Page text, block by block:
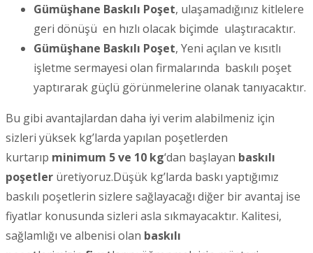
Gümüşhane Baskılı Poşet, ulaşamadığınız kitlelere
geri dönüşü en hızlı olacak biçimde ulaştıracaktır.
Gümüşhane Baskılı Poşet, Yeni açılan ve kısıtlı
işletme sermayesi olan firmalarında baskılı poşet
yaptırarak güçlü görünmelerine olanak tanıyacaktır.
Bu gibi avantajlardan daha iyi verim alabilmeniz için
sizleri yüksek kg’larda yapılan poşetlerden
kurtarıp minimum 5 ve 10 kg‘dan başlayan baskılı
poşetler üretiyoruz.Düşük kg’larda baskı yaptığımız
baskılı poşetlerin sizlere sağlayacağı diğer bir avantaj ise
fiyatlar konusunda sizleri asla sıkmayacaktır. Kalitesi,
sağlamlığı ve albenisi olan baskılı